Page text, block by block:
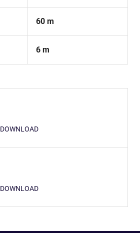
60 m
6 m
DOWNLOAD
DOWNLOAD